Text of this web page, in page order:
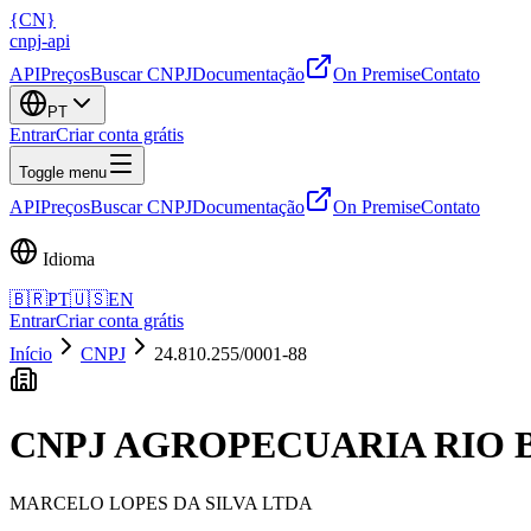
{CN}
cnpj-api
APIPreçosBuscar CNPJDocumentação On PremiseContato
PT
EntrarCriar conta grátis
Toggle menu
APIPreçosBuscar CNPJDocumentação On PremiseContato
Idioma
🇧🇷PT🇺🇸EN
EntrarCriar conta grátis
Início
CNPJ 24.810.255/0001-88
CNPJAGROPECUARIA RIO
MARCELO LOPES DA SILVA LTDA